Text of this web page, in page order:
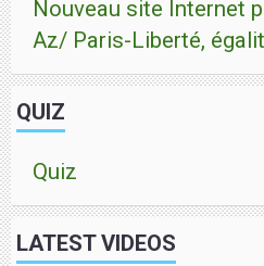
Nouveau site Internet
Az/ Paris-Liberté,
QUIZ
Quiz
LATEST VIDEOS